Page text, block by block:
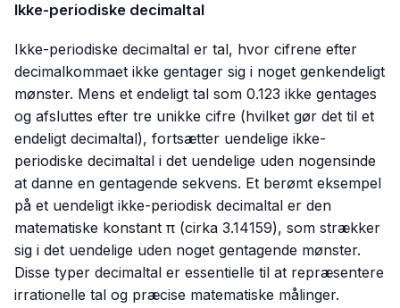
Ikke-periodiske decimaltal
Ikke-periodiske decimaltal er tal, hvor cifrene efter
decimalkommaet ikke gentager sig i noget genkendeligt
mønster. Mens et endeligt tal som 0.123 ikke gentages
og afsluttes efter tre unikke cifre (hvilket gør det til et
endeligt decimaltal), fortsætter uendelige ikke-
periodiske decimaltal i det uendelige uden nogensinde
at danne en gentagende sekvens. Et berømt eksempel
på et uendeligt ikke-periodisk decimaltal er den
matematiske konstant π (cirka 3.14159), som strækker
sig i det uendelige uden noget gentagende mønster.
Disse typer decimaltal er essentielle til at repræsentere
irrationelle tal og præcise matematiske målinger.